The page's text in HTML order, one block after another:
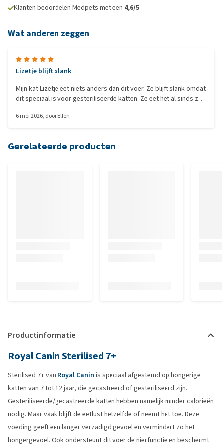
Klanten beoordelen Medpets met een 4,6/5
Wat anderen zeggen
Lizetje blijft slank
Mijn kat Lizetje eet niets anders dan dit voer. Ze blijft slank omdat
dit speciaal is voor gesteriliseerde katten. Ze eet het al sinds ze
dozen waarin het geleverd wordt zijn ook geweldig, want daar
6 mei 2026, doorEllen
Gerelateerde producten
Productinformatie
Royal Canin Sterilised 7+
Sterilised 7+ van Royal Canin is speciaal afgestemd op hongerige
katten van 7 tot 12 jaar, die gecastreerd of gesteriliseerd zijn.
Gesteriliseerde/gecastreerde katten hebben namelijk minder calorieën
nodig. Maar vaak blijft de eetlust hetzelfde of neemt het toe. Deze
voeding geeft een langer verzadigd gevoel en vermindert zo het
hongergevoel. Ook ondersteunt dit voer de nierfunctie en beschermt